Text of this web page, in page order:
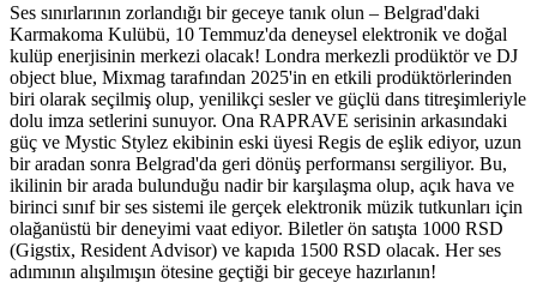
Ses sınırlarının zorlandığı bir geceye tanık olun – Belgrad'daki
Karmakoma Kulübü, 10 Temmuz'da deneysel elektronik ve doğal
kulüp enerjisinin merkezi olacak! Londra merkezli prodüktör ve DJ
object blue, Mixmag tarafından 2025'in en etkili prodüktörlerinden
biri olarak seçilmiş olup, yenilikçi sesler ve güçlü dans titreşimleriyle
dolu imza setlerini sunuyor. Ona RAPRAVE serisinin arkasındaki
güç ve Mystic Stylez ekibinin eski üyesi Regis de eşlik ediyor, uzun
bir aradan sonra Belgrad'da geri dönüş performansı sergiliyor. Bu,
ikilinin bir arada bulunduğu nadir bir karşılaşma olup, açık hava ve
birinci sınıf bir ses sistemi ile gerçek elektronik müzik tutkunları için
olağanüstü bir deneyimi vaat ediyor. Biletler ön satışta 1000 RSD
(Gigstix, Resident Advisor) ve kapıda 1500 RSD olacak. Her ses
adımının alışılmışın ötesine geçtiği bir geceye hazırlanın!